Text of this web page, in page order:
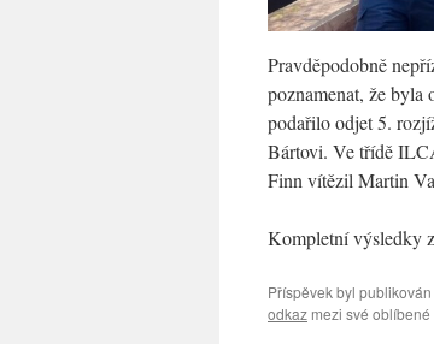
Pravděpodobně
poznamenat, že
podařilo odjet 5.
Bártovi. Ve třídě
Finn vítězil Martin
Kompletní výsledky
Příspěvek byl
odkaz mezi své oblíbené